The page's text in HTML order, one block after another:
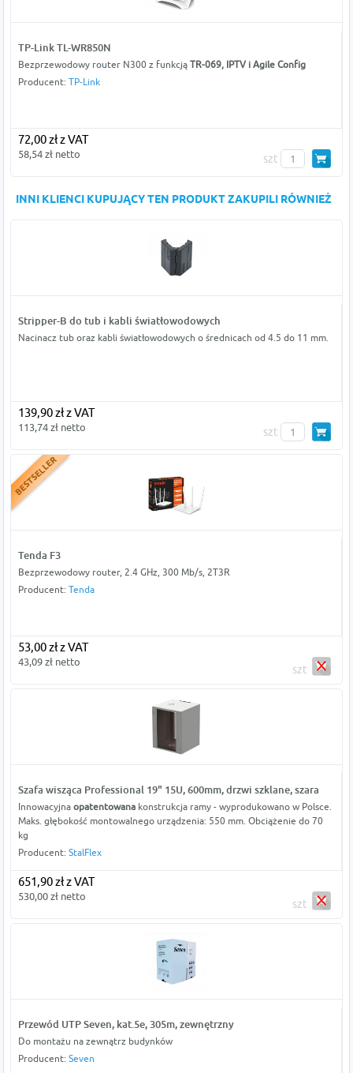
TP-Link TL-WR850N
Bezprzewodowy router N300 z funkcją TR-069, IPTV i Agile Config
Producent: TP-Link
72,00 zł z VAT
58,54 zł netto szt
INNI KLIENCI KUPUJĄCY TEN PRODUKT ZAKUPILI RÓWNIEŻ
Stripper-B do tub i kabli światłowodowych
Nacinacz tub oraz kabli światłowodowych o średnicach od 4.5 do 11 mm.
139,90 zł z VAT
113,74 zł netto szt
Tenda F3
Bezprzewodowy router, 2.4 GHz, 300 Mb/s, 2T3R
Producent: Tenda
53,00 zł z VAT
43,09 zł netto
szt
Szafa wisząca Professional 19" 15U, 600mm, drzwi szklane, szara
Innowacyjna opatentowanakonstrukcja ramy - wyprodukowano w Polsce.
Maks. głębokość montowalnego urządzenia: 550 mm. Obciążenie do 70
kg
Producent: StalFlex
651,90 zł z VAT
530,00 zł netto
szt
Przewód UTP Seven, kat.5e, 305m, zewnętrzny
Do montażu na zewnątrz budynków
Producent: Seven